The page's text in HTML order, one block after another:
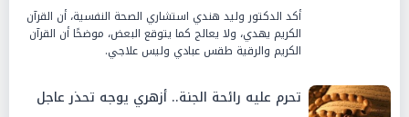
أكد الدكتور وليد هندي استشاري الصحة النفسية، أن القرآن
الكريم يهدي، ولا يعالج كما يتوقع البعض، موضحًا أن القرآن
الكريم والرقية طقس عبادي وليس علاجي.
تحرم عليه رائحة الجنة.. أزهري يوجه تحذر عاجل